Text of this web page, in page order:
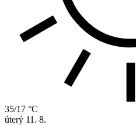
35/17 °C
úterý 11. 8.